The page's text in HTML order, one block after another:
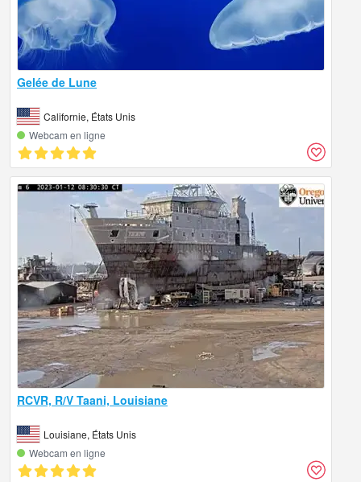
Gelée de Lune
Californie, États Unis
Webcam en ligne
RCVR, R/V Taani, Louisiane
Louisiane, États Unis
Webcam en ligne